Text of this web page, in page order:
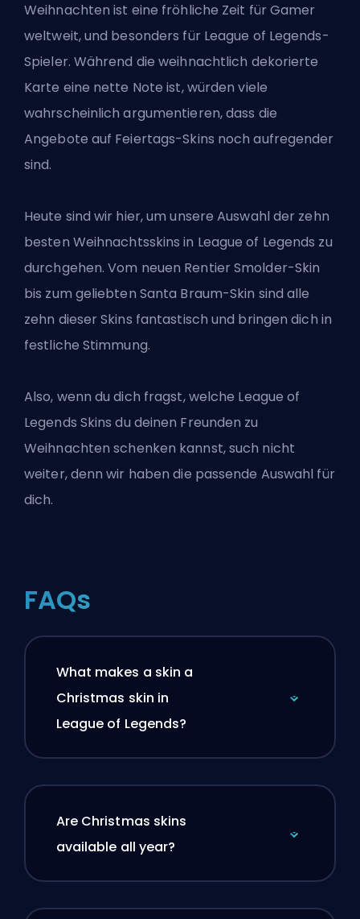
Weihnachten ist eine fröhliche Zeit für Gamer
weltweit, und besonders für League of Legends-
Spieler. Während die weihnachtlich dekorierte
Karte eine nette Note ist, würden viele
wahrscheinlich argumentieren, dass die
Angebote auf Feiertags-Skins noch aufregender
sind.
Heute sind wir hier, um unsere Auswahl der zehn
besten Weihnachtsskins in League of Legends zu
durchgehen. Vom neuen Rentier Smolder-Skin
bis zum geliebten Santa Braum-Skin sind alle
zehn dieser Skins fantastisch und bringen dich in
festliche Stimmung.
Also, wenn du dich fragst, welche League of
Legends Skins du deinen Freunden zu
Weihnachten schenken kannst, such nicht
weiter, denn wir haben die passende Auswahl für
dich.
FAQs
What makes a skin a
Christmas skin in
League of Legends?
Are Christmas skins
available all year?